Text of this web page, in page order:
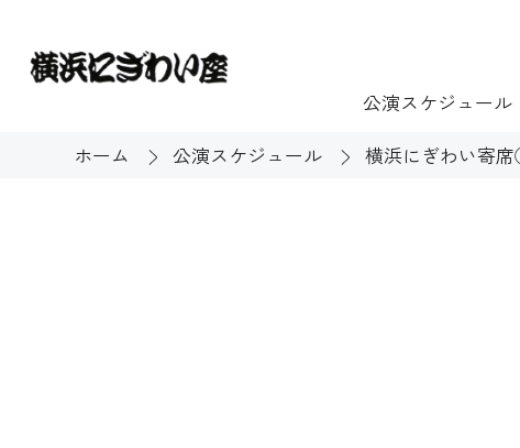
公演スケジュール
開館時間・休館日
ホーム 公演スケジュール 横浜にぎわい寄